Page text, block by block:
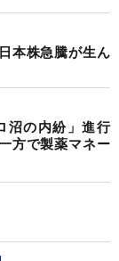
本株急騰が生ん
沼の内紛」進行
方で製薬マネー